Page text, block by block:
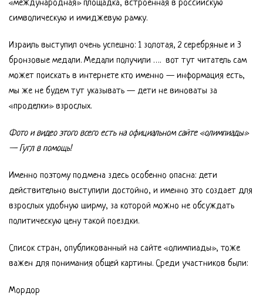
«международная» площадка, встроенная в российскую
символическую и имиджевую рамку.
Израиль выступил очень успешно: 1 золотая, 2 серебряные и 3
бронзовые медали. Медали получили …. вот тут читатель сам
может поискать в интернете кто именно — информация есть,
мы же не будем тут указывать — дети не виноваты за
«проделки» взрослых.
Фото и видео этого всего есть на официальном сайте «олимпиады»
— Гугл в помощь!
Именно поэтому подмена здесь особенно опасна: дети
действительно выступили достойно, и именно это создает для
взрослых удобную ширму, за которой можно не обсуждать
политическую цену такой поездки.
Список стран, опубликованный на сайте «олимпиады», тоже
важен для понимания общей картины. Среди участников были:
Мордор